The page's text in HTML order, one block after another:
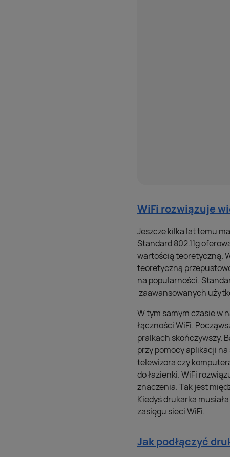
WiFi rozwiązuje
Jeszcze kilka lat temu
Standard 802.11g
wartością teoretyczną.
teoretyczną
na popularności.
zaawansowanych
W tym samym czasie w
łączności WiFi.
pralkach skończywszy.
przy pomocy aplikacji
telewizora czy
do łazienki. WiFi
znaczenia. Tak jest
Kiedyś drukarka
zasięgu sieci WiFi.
Jak podłączyć